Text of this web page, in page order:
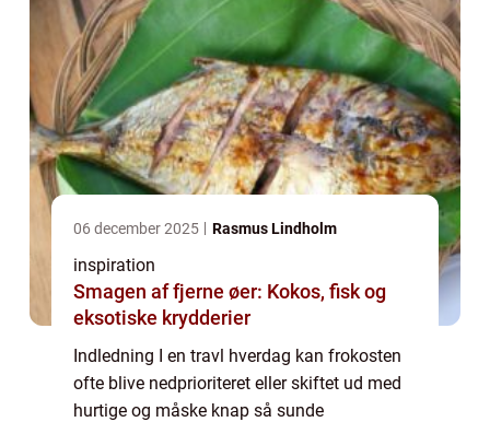
06 december 2025 Rasmus Lindholm
inspiration
Smagen af fjerne øer: Kokos, fisk og
eksotiske krydderier
Indledning I en travl hverdag kan frokosten
ofte blive nedprioriteret eller skiftet ud med
hurtige og måske knap så sunde